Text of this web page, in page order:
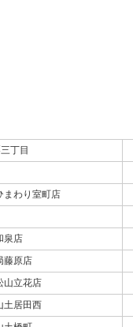
丁目
まわり室町店
泉店
藤原店
山立花店
土居田西